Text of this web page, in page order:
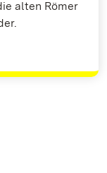
alten Römer